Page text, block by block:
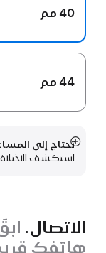
40 مم
44 مم
تحتاج إلى
استكشف
عرض
المزيد
الاتصال.
هاتفك